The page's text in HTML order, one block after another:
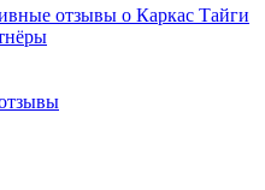
отзывы о Каркас Тайги